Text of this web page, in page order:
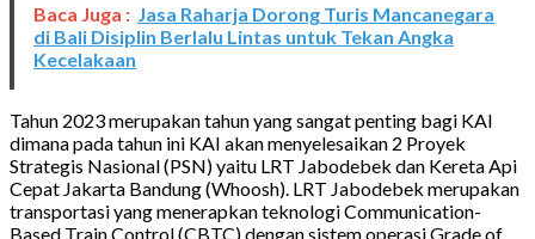
Baca Juga : Jasa Raharja Dorong Turis Mancanegara
di Bali Disiplin Berlalu Lintas untuk Tekan Angka
Kecelakaan
Tahun 2023 merupakan tahun yang sangat penting bagi KAI
dimana pada tahun ini KAI akan menyelesaikan 2 Proyek
Strategis Nasional (PSN) yaitu LRT Jabodebek dan Kereta Api
Cepat Jakarta Bandung (Whoosh). LRT Jabodebek merupakan
transportasi yang menerapkan teknologi Communication-
Based Train Control (CBTC) dengan sistem operasi Grade of